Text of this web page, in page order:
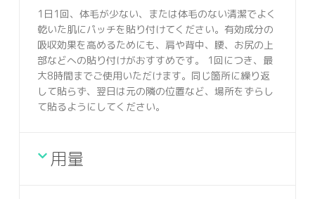
1日1回、体毛が少ない、または体毛のない清潔でよく
乾いた肌にパッチを貼り付けてください。有効成分の
吸収効果を高めるためにも、肩や背中、腰、お尻の上
部などへの貼り付けがおすすめです。 1回につき、最
大8時間までご使用いただけます。同じ箇所に繰り返
して貼らず、翌日は元の隣の位置など、場所をずらし
て貼るようにしてください。
用量